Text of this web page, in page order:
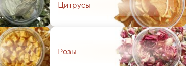
Цитрусы
Розы